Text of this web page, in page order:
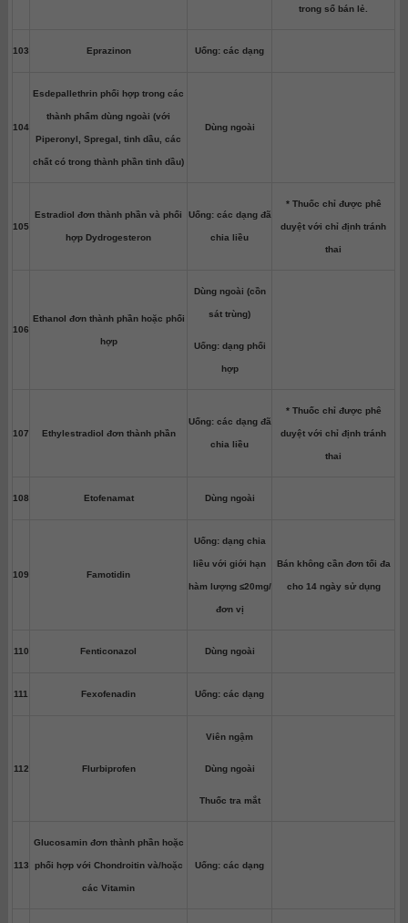
trong sổ bán lẻ.
103 Eprazinon Uống: các dạng
104
Esdepallethrin phối hợp trong các
thành phẩm dùng ngoài (với
Piperonyl, Spregal, tinh dầu, các
chất có trong thành phần tinh dầu)
Dùng ngoài
105
Estradiol đơn thành phần và phối
hợp Dydrogesteron
Uống: các dạng đã
chia liều
* Thuốc chỉ được phê
duyệt với chỉ định tránh
thai
106
Ethanol đơn thành phần hoặc phối
hợp
Dùng ngoài (cồn
sát trùng)
Uống: dạng phối
hợp
107 Ethylestradiol đơn thành phần
Uống: các dạng đã
chia liều
* Thuốc chỉ được phê
duyệt với chỉ định tránh
thai
108 Etofenamat Dùng ngoài
109 Famotidin
Uống: dạng chia
liều với giới hạn
hàm lượng ≤20mg/
đơn vị
Bán không cần đơn tối đa
cho 14 ngày sử dụng
110 Fenticonazol Dùng ngoài
111 Fexofenadin Uống: các dạng
112 Flurbiprofen
Viên ngậm
Dùng ngoài
Thuốc tra mắt
113
Glucosamin đơn thành phần hoặc
phối hợp với Chondroitin và/hoặc
các Vitamin
Uống: các dạng